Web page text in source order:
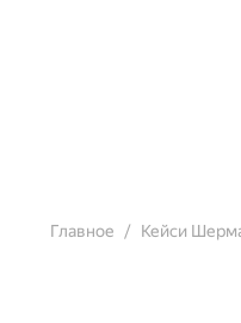
Главное Кейси